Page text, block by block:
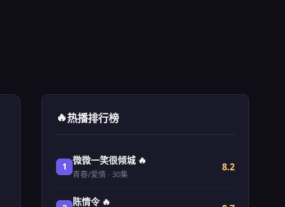
🔥热播排行榜
1
微微一笑很倾城 🔥
青春/爱情 · 30集
8.2
陈情令 🔥